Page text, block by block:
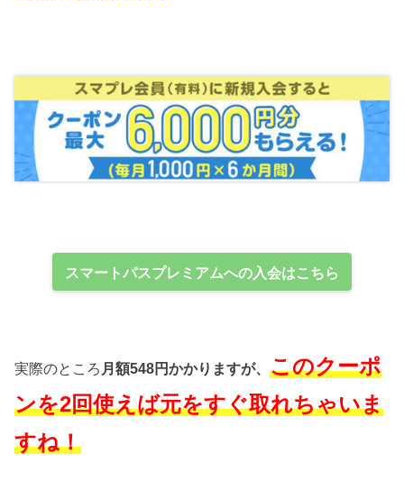
スマートパスプレミアムへの入会はこちら
実際のところ 月額548円かかりますが、このクーポ
ンを2回使えば元をすぐ取れちゃいま
すね！